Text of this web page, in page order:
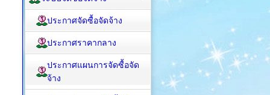
ประกาศจัดซื้อจัดจ้าง
ประกาศราคากลาง
ประกาศแผนการจัดซื้อจัด
จ้าง